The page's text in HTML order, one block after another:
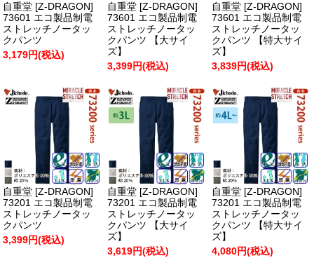
自重堂 [Z-DRAGON]
73601 エコ製品制電
ストレッチノータッ
クパンツ
3,179円(税込)
自重堂 [Z-DRAGON]
73601 エコ製品制電
ストレッチノータッ
クパンツ 【大サイ
ズ】
3,399円(税込)
自重堂 [Z-DRAGON]
73601 エコ製品制電
ストレッチノータッ
クパンツ 【特大サイ
ズ】
3,839円(税込)
自重堂 [Z-DRAGON]
73201 エコ製品制電
ストレッチノータッ
クパンツ
3,399円(税込)
自重堂 [Z-DRAGON]
73201 エコ製品制電
ストレッチノータッ
クパンツ 【大サイ
ズ】
3,619円(税込)
自重堂 [Z-DRAGON]
73201 エコ製品制電
ストレッチノータッ
クパンツ 【特大サイ
ズ】
4,080円(税込)